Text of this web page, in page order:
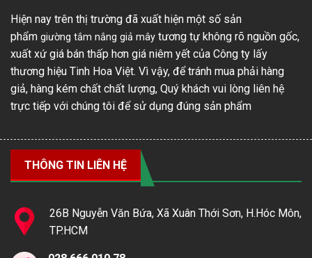
Hiện nay trên thị trường đã xuất hiện một số sản
phẩm giường tắm nắng giả mây tương tự không rõ nguồn gốc,
xuất xứ giá bán thấp hơn giá niêm yết của Công ty lấy
thương hiệu Tinh Hoa Việt. Vì vậy, để tránh mua phải hàng
giả, hàng kém chất chất lượng, Quý khách vui lòng liên hệ
trực tiếp với chúng tôi để sử dụng đúng sản phẩm
THÔNG TIN LIÊN HỆ
26B Nguyễn Văn Bứa, Xã Xuân Thới Sơn, H.Hóc Môn,
TP.HCM